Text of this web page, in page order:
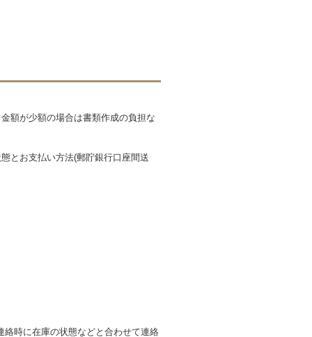
額が少額の場合は書類作成の負担な
とお支払い方法(郵貯銀行口座間送
時に在庫の状態などと合わせて連絡